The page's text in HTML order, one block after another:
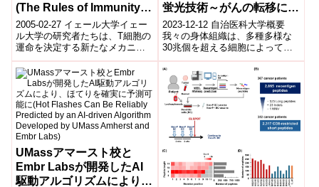
(The Rules of Immunity:
What Decides T-Cell
Fate?)
2005-02-27 イェール大学​イェー
ル大学の研究者たちは、T細胞の
運命を決定する新たなメカニズ
ムを解明しました。​T細胞は、免
疫応答において中心的な役割
を...
蛍光技術～がんの転移に関
わるタンパク質の同定に成
功～
2023-12-12 自治医科大学概要
我々の身体組織は、多種多様な
30兆個を超える細胞によって構
成されています。それらの細胞
は細胞膜表面上に提示されたタ
ンパク質...
UMassアマースト校と
Embr Labsが開発したAI
駆動アルゴリズムにより、